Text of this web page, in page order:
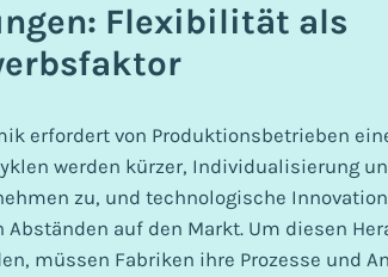
Flexibilität als
erfordert von Produktionsbetrieben
werden kürzer, Individualisierung
zu, und technologische
Abständen auf den Markt. Um diesen
müssen Fabriken ihre Prozesse und